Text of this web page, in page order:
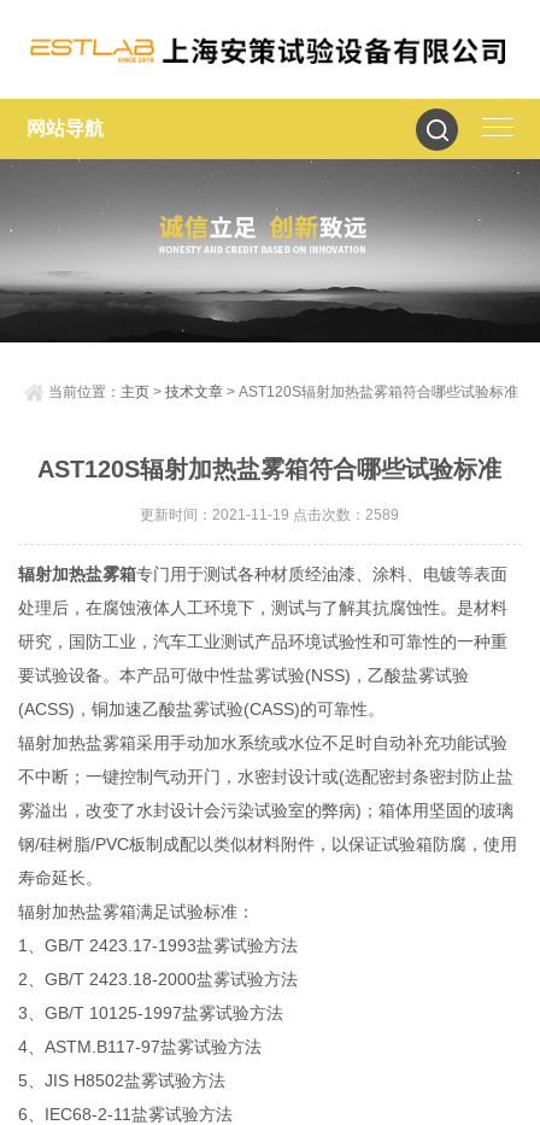
网站导航
当前位置： 主页 >技术文章 > AST120S辐射加热盐雾箱符合哪些试验标准
AST120S辐射加热盐雾箱符合哪些试验标准
更新时间：2021-11-19 点击次数：2589
辐射加热盐雾箱专门用于测试各种材质经油漆、涂料、电镀等表面
处理后，在腐蚀液体人工环境下，测试与了解其抗腐蚀性。是材料
研究，国防工业，汽车工业测试产品环境试验性和可靠性的一种重
要试验设备。本产品可做中性盐雾试验(NSS)，乙酸盐雾试验
(ACSS)，铜加速乙酸盐雾试验(CASS)的可靠性。
辐射加热盐雾箱采用手动加水系统或水位不足时自动补充功能试验
不中断；一键控制气动开门，水密封设计或(选配密封条密封防止盐
雾溢出，改变了水封设计会污染试验室的弊病)；箱体用坚固的玻璃
钢/硅树脂/PVC板制成配以类似材料附件，以保证试验箱防腐，使用
寿命延长。
辐射加热盐雾箱满足试验标准：
1、GB/T 2423.17-1993盐雾试验方法
2、GB/T 2423.18-2000盐雾试验方法
3、GB/T 10125-1997盐雾试验方法
4、ASTM.B117-97盐雾试验方法
5、JIS H8502盐雾试验方法
6、IEC68-2-11盐雾试验方法